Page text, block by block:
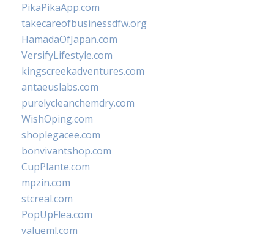
PikaPikaApp.com
takecareofbusinessdfw.org
HamadaOfJapan.com
VersifyLifestyle.com
kingscreekadventures.com
antaeuslabs.com
purelycleanchemdry.com
WishOping.com
shoplegacee.com
bonvivantshop.com
CupPlante.com
mpzin.com
stcreal.com
PopUpFlea.com
valueml.com